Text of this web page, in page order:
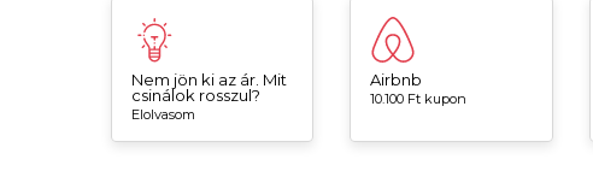
Nem jön ki az ár. Mit
csinálok rosszul?
Elolvasom
Airbnb
10.100 Ft kupon